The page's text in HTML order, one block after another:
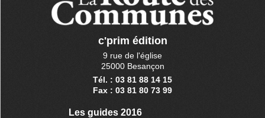
c'prim édition
9 rue de l'église
25000 Besançon
Tél. : 03 81 88 14 15
Fax : 03 81 80 73 99
Les guides 2016